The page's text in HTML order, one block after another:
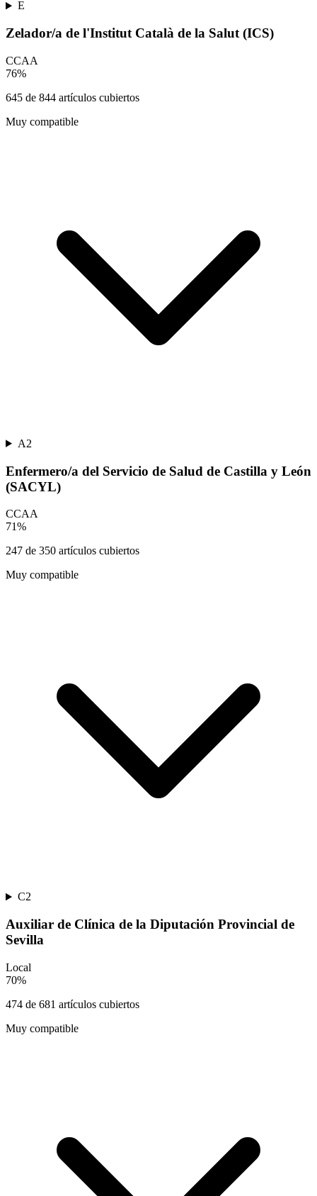
E
Zelador/a de l'Institut Català de la Salut (ICS)
CCAA
76%
645 de 844 artículos cubiertos
Muy compatible
A2
Enfermero/a del Servicio de Salud de Castilla y León
(SACYL)
CCAA
71%
247 de 350 artículos cubiertos
Muy compatible
C2
Auxiliar de Clínica de la Diputación Provincial de
Sevilla
Local
70%
474 de 681 artículos cubiertos
Muy compatible